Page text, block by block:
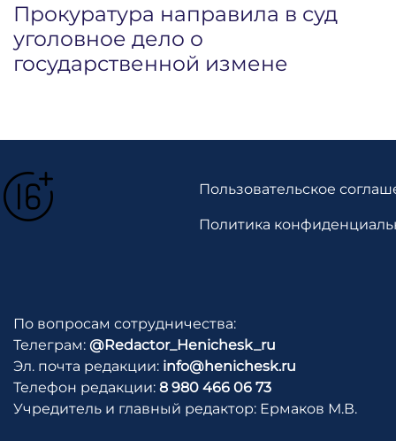
Прокуратура направила в суд
уголовное дело о
государственной измене
Пользовательское
Политика
По вопросам сотрудничества:
Телеграм: @Redactor_Henichesk_ru
Эл. почта редакции: info@henichesk.ru
Телефон редакции: 8 980 466 06 73
Учредитель и главный редактор: Ермаков М.В.